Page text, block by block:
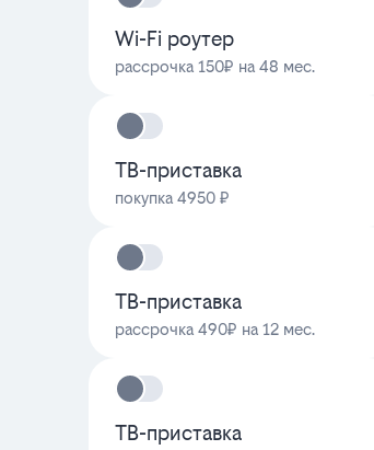
Wi-Fi роутер
рассрочка 150₽ на 48 мес.
ТВ-приставка
покупка 4950 ₽
ТВ-приставка
рассрочка 490₽ на 12 мес.
ТВ-приставка